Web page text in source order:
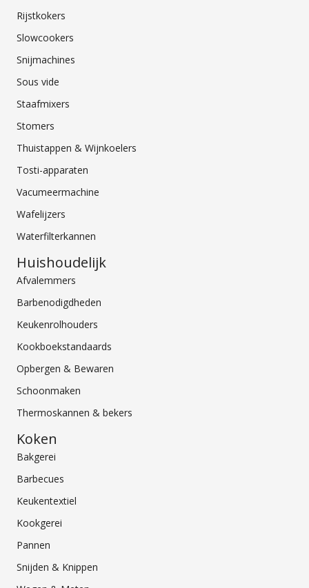
Rijstkokers
Slowcookers
Snijmachines
Sous vide
Staafmixers
Stomers
Thuistappen & Wijnkoelers
Tosti-apparaten
Vacumeermachine
Wafelijzers
Waterfilterkannen
Huishoudelijk
Afvalemmers
Barbenodigdheden
Keukenrolhouders
Kookboekstandaards
Opbergen & Bewaren
Schoonmaken
Thermoskannen & bekers
Koken
Bakgerei
Barbecues
Keukentextiel
Kookgerei
Pannen
Snijden & Knippen